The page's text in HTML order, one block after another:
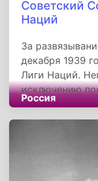
Советский
Наций
За
декабря 1939
Лиги Наций.
исключению
авиацией
с
Россия